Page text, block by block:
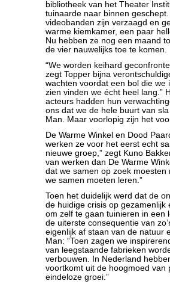
bibliotheek van het Theater
tuinaarde naar binnen
videobanden zijn verzaagd en
warme kiemkamer, een paar
Nu hebben ze nog een maand
de vier nauwelijks toe te komen.
“We worden keihard
zegt Topper bijna
wachten voordat een bol die
zien vinden we écht heel lang.”
acteurs hadden hun
ons dat we de hele buurt van
Man. Maar voorlopig zijn het
De Warme Winkel en Dood
werken ze voor het eerst echt
nieuwe groep,” zegt Kuno
van werken dan De Warme
dat we samen op zoek
we samen moeten leren.”
Toen het duidelijk werd dat de
de huidige crisis op
om zelf te gaan tuinieren in een
de uiterste consequentie van
eigenlijk af staan van de natuur
Man: “Toen zagen we
van leegstaande fabrieken
verbouwen. In Nederland
voortkomt uit de hoogmoed van
eindeloze groei.”